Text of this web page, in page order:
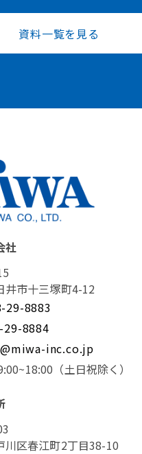
資料一覧を見る
社
井市十三塚町4-12
29-8883
29-8884
inc.co.jp
（土日祝除く）
川区春江町2丁目38-10